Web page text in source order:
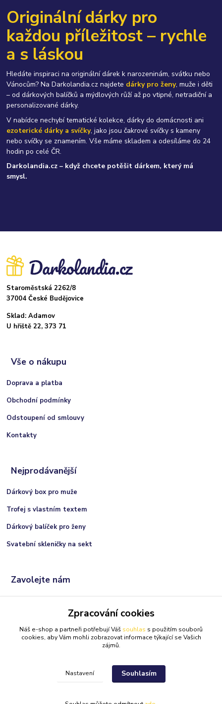
Originální dárky pro
každou příležitost – rychle
a s láskou
Hledáte inspiraci na originální dárek k narozeninám, svátku nebo
Vánocům? Na Darkolandia.cz najdete dárky pro ženy, muže i děti
– od dárkových balíčků a mýdlových růží až po vtipné, netradiční a
personalizované dárky.
V nabídce nechybí tematické kolekce, dárky do domácnosti ani
ezoterické dárky a svíčky, jako jsou čakrové svíčky s kameny
nebo svíčky se znamením. Vše máme skladem a odesíláme do 24
hodin po celé ČR.
Darkolandia.cz – když chcete potěšit dárkem, který má
smysl.
Staroměstská 2262/8
37004 České Budějovice
Sklad: Adamov
U hřiště 22, 373 71
Vše o nákupu
Doprava a platba
Obchodní podmínky
Odstoupení od smlouvy
Kontakty
Nejprodávanější
Dárkový box pro muže
Trofej s vlastním textem
Dárkový balíček pro ženy
Svatební skleničky na sekt
Zavolejte nám
(Po-Ne, 9:00 - 21:00 hod.)
info@darkolandia.cz
Darkolandia.czOriginální dárky Webdesign
Zpracování cookies
Náš e-shop a partneři potřebují Váš souhlas s použitím souborů
cookies, aby Vám mohli zobrazovat informace týkající se Vašich
zájmů.
Nastavení Souhlasím